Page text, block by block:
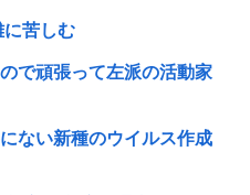
に苦しむ
で頑張って左派の活動家
ない新種のウイルス作成